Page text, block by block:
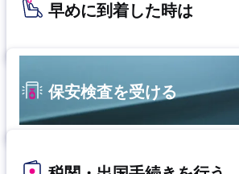
早めに到着した時は
保安検査を受ける